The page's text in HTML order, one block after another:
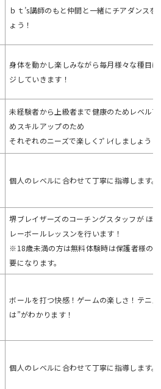
ｂｔ’s講師のもと仲間と一緒にチアダンスを
ょう！
身体を動かし楽しみながら毎月様々な種目
ジしていきます！
未経験者から上級者まで健康のためレベル
めスキルアップのため
それぞれのニーズで楽しくﾌﾟﾚｲしましょう！
個人のレベルに合わせて丁寧に指導します。
堺ブレイザーズのコーチングスタッフが ほ
レーボールレッスンを行います！
※18歳未満の方は無料体験時は保護者様の
要になります。
ボールを打つ快感！ゲームの楽しさ！テニ
は”がわかります！
個人のレベルに合わせて丁寧に指導します。